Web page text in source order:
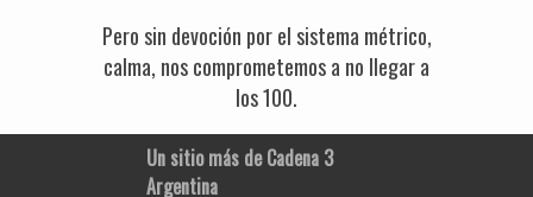
Pero sin devoción por el sistema métrico,
calma, nos comprometemos a no llegar a
los 100.
Un sitio más de Cadena 3
Argentina